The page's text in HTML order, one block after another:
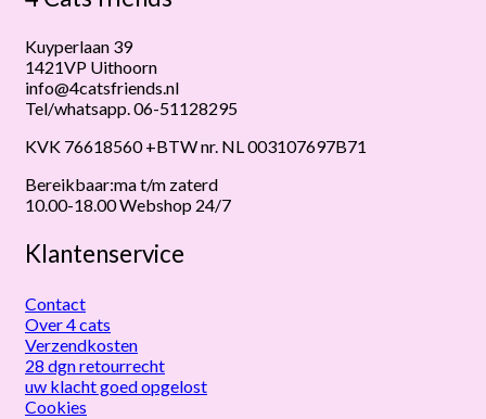
Kuyperlaan 39
1421VP Uithoorn
info@4catsfriends.nl
Tel/whatsapp. 06-51128295
KVK 76618560 +BTW nr. NL 003107697B71
Bereikbaar:ma t/m zaterd
10.00-18.00 Webshop 24/7
Klantenservice
Contact
Over 4 cats
Verzendkosten
28 dgn retourrecht
uw klacht goed opgelost
Cookies